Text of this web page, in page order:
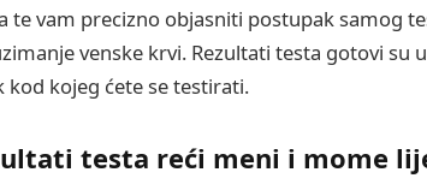
te vam precizno objasniti postupak samog
venske krvi. Rezultati testa gotovi su
kod kojeg ćete se testirati.
testa reći meni i mome